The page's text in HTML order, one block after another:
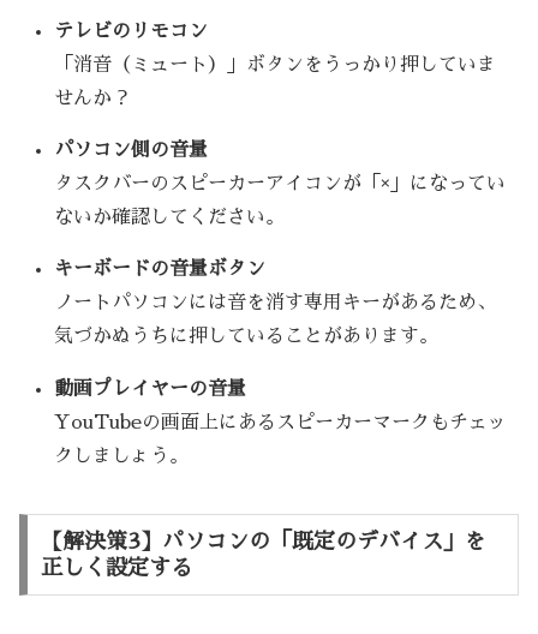
テレビのリモコン
「消音（ミュート）」ボタンをうっかり押していま
せんか？
パソコン側の音量
タスクバーのスピーカーアイコンが「×」になってい
ないか確認してください。
キーボードの音量ボタン
ノートパソコンには音を消す専用キーがあるため、
気づかぬうちに押していることがあります。
動画プレイヤーの音量
YouTubeの画面上にあるスピーカーマークもチェッ
クしましょう。
【解決策3】パソコンの「既定のデバイス」を
正しく設定する